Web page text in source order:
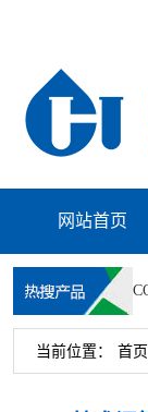
网站首页
当前位置： 首页